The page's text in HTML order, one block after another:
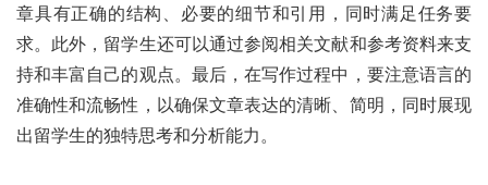
章具有正确的结构、必要的细节和引用，同时满足任务要
求。此外，留学生还可以通过参阅相关文献和参考资料来支
持和丰富自己的观点。最后，在写作过程中，要注意语言的
准确性和流畅性，以确保文章表达的清晰、简明，同时展现
出留学生的独特思考和分析能力。